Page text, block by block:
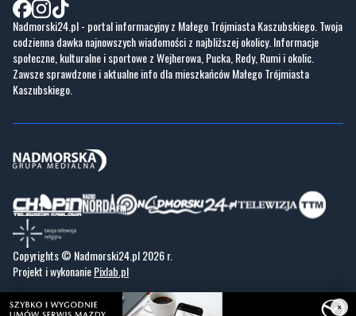
Nadmorski24.pl - portal informacyjny z Małego Trójmiasta Kaszubskiego. Twoja
codzienna dawka najnowszych wiadomości z najbliższej okolicy. Informacje
społeczne, kulturalne i sportowe z Wejherowa, Pucka, Redy, Rumi i okolic.
Zawsze sprawdzone i aktualne info dla mieszkańców Małego Trójmiasta
Kaszubskiego.
Copyrights © Nadmorski24.pl 2026 r.
Projekt i wykonaniePixlab.pl
×